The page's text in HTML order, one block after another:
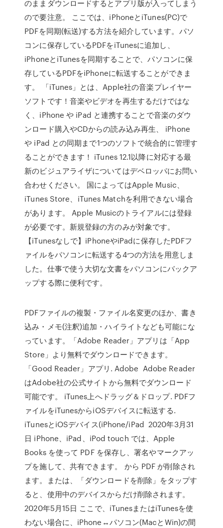
のままダウンロードするとアプリ版が入ってしまう
ので要注意。 ここでは、iPhoneとiTunes(PC)で
PDFを同期(転送)する方法を紹介しています。パソ
コンに保存しているPDFをiTunesに追加し、
iPhoneとiTunesを同期することで、パソコンに保
存しているPDFをiPhoneに転送することができま
す。 「iTunes」とは、Apple社の音楽プレイヤー
ソフトです！音楽やビデオを再生するだけではな
く、iPhone や iPad と連携することで音楽のダウ
ンロード購入やCDからの読み込み再生、 iPhone
や iPad との同期まで1つのソフトで統合的に管理す
ることができます！ iTunes 12.1以降に対応する最
新のビジュアライザについてはデベロッパにお問い
合わせください。 国によってはApple Music、
iTunes Store、iTunes Matchを利用できない場合
があります。 Apple Musicのトライアルには登録
が必要です。新規登録の方のみが対象です。
【iTunesなしで】iPhoneやiPadに保存したPDFフ
ァイルをパソコンに転送する4つの方法を用意しま
した。仕事で使う大切な文書をパソコンにバックア
ップする際に便利です。
PDFファイルの複製・ファイル名変更のほか、書き
込み・メモ(注釈)追加・ハイライトなども可能にな
っています。「Adobe Reader」アプリは「App
Store」より無料でダウンロードできます。
「Good Reader」アプリ. Adobe Adobe Reader
はAdobe社の公式サイトから無料でダウンロード
可能です。 iTunes上へドラッグ＆ドロップ. PDFフ
ァイルをiTunesからiOSデバイスに転送する.
iTunesとiOSデバイス(iPhone/iPad 2020年3月31
日 iPhone、iPad、iPod touch では、Apple
Books を使って PDF を保存し、署名やマークアッ
プを施して、共有できます。 から PDF が削除され
ます。または、「ダウンロードを削除」をタップす
ると、使用中のデバイスからだけ削除されます。
2020年5月15日 ここで、iTunesまたはiTunesを使
わない場合に、iPhone↔パソコン(MacとWin)の間